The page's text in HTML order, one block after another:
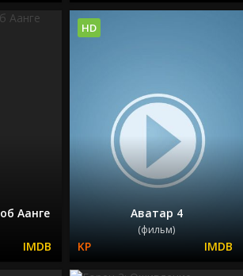
Аанге Аватар 4
(фильм)
HD